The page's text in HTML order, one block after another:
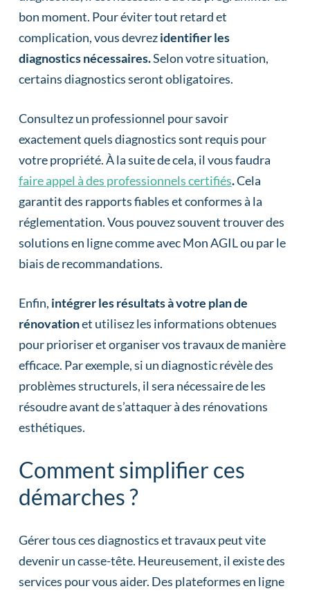
bon moment. Pour éviter tout retard et
complication, vous devrezidentifier les
diagnostics nécessaires.Selon votre situation,
certains diagnostics seront obligatoires.
Consultez un professionnel pour savoir
exactement quels diagnostics sont requis pour
votre propriété. À la suite de cela, il vous faudra
faire appel à des professionnels certifiés.Cela
garantit des rapports fiables et conformes à la
réglementation. Vous pouvez souvent trouver des
solutions en ligne comme avec Mon AGIL ou par le
biais de recommandations.
Enfin, intégrer les résultats à votre plan de
rénovationet utilisez les informations obtenues
pour prioriser et organiser vos travaux de manière
efficace. Par exemple, si un diagnostic révèle des
problèmes structurels, il sera nécessaire de les
résoudre avant de s’attaquer à des rénovations
esthétiques.
Comment simplifier ces
démarches ?
Gérer tous ces diagnostics et travaux peut vite
devenir un casse-tête. Heureusement, il existe des
services pour vous aider. Des plateformes en ligne